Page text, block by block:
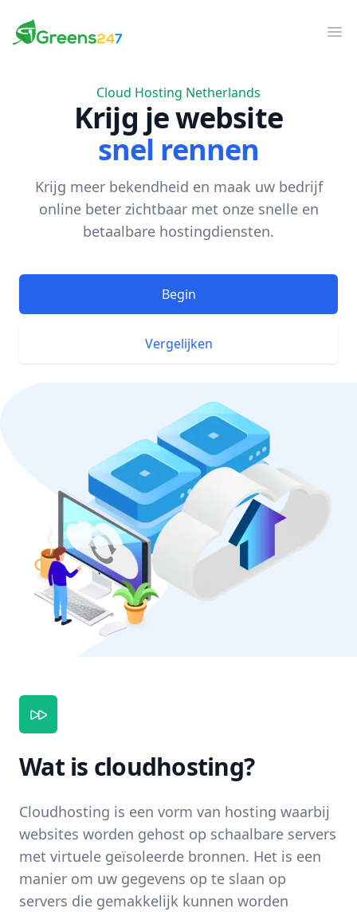
Greens247
Greens247
Cloud Hosting Netherlands
Krijg je website
snel rennen
Krijg meer bekendheid en maak uw bedrijf
online beter zichtbaar met onze snelle en
betaalbare hostingdiensten.
Begin
Vergelijken
Wat is cloudhosting?
Cloudhosting is een vorm van hosting waarbij
websites worden gehost op schaalbare servers
met virtuele geïsoleerde bronnen. Het is een
manier om uw gegevens op te slaan op
servers die gemakkelijk kunnen worden